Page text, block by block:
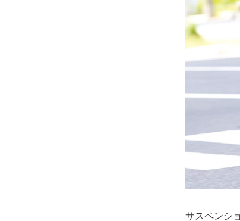
サスペンシ